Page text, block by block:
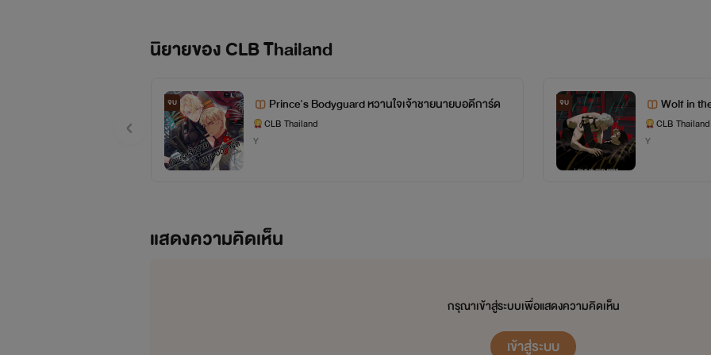
นิยายของ CLB Thailand
จบ Prince's Bodyguard หวานใจเจ้าชายนายบอดีการ์ด
CLB Thailand
Y
จบ Wolf in
CLB Thailand
Y
แสดงความคิดเห็น
กรุณาเข้าสู่ระบบเพื่อแสดงความคิดเห็น
เข้าสู่ระบบ